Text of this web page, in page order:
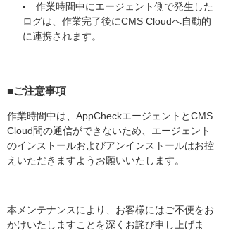
作業時間中にエージェント側で発生した
ログは、作業完了後にCMS Cloudへ自動的
に連携されます。
■ご注意事項
作業時間中は、AppCheckエージェントとCMS
Cloud間の通信ができないため、エージェント
のインストールおよびアンインストールはお控
えいただきますようお願いいたします。
本メンテナンスにより、お客様にはご不便をお
かけいたしますことを深くお詫び申し上げま